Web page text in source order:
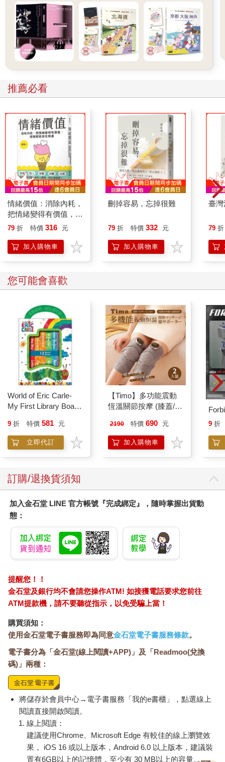
推薦必看
情緒價值：消除內耗，
把情緒變得有價值，跟
誰都能自在相處
79 折 特價 316 元
加入購物車
刪掉容易，忘掉很難
79 折 特價 332 元
加入購物車
臺
79 折
您可能會喜歡
World of Eric Carle-
My First Library Board
9 折 特價 581 元
立即代訂
【Timo】多功能震動
恆溫關節按摩 (膝蓋/
加熱護膝 智能震動護
膝熱敷【雙入組】
2190 特價 690 元
加入購物車
9 折
訂購/退換貨須知
加入金石堂 LINE 官方帳號『完成綁定』，隨時掌握出貨動
態：
提醒您！！
金石堂及銀行均不會請您操作ATM! 如接獲電話要求您前往
ATM提款機，請不要聽從指示，以免受騙上當！
購買須知：
使用金石堂電子書服務即為同意金石堂電子書服務條款。
電子書分為「金石堂(線上閱讀+APP)」及「Readmoo(兌換
碼)」兩種：
將儲存於會員中心→電子書服務「我的e書櫃」，點選線上
閱讀直接開啟閱讀。
線上閱讀：
建議使用Chrome、Microsoft Edge 有較佳的線上瀏覽效
果， iOS 16 或以上版本，Android 6.0 以上版本，建議裝
置有6GB以上的記憶體，至少有 30 MB以上的容量。